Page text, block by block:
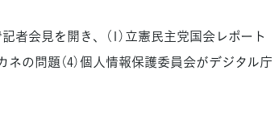
会見を開き、（1）立憲民主党国会レポート
ネの問題（4）個人情報保護委員会がデジタル庁